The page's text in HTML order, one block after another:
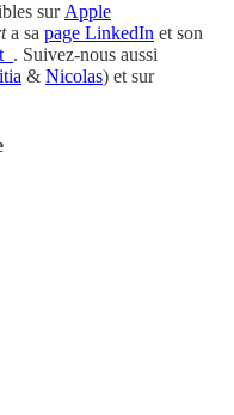
surApple
a sa page LinkedIn et son
. Suivez-nous aussi
& Nicolas) et sur